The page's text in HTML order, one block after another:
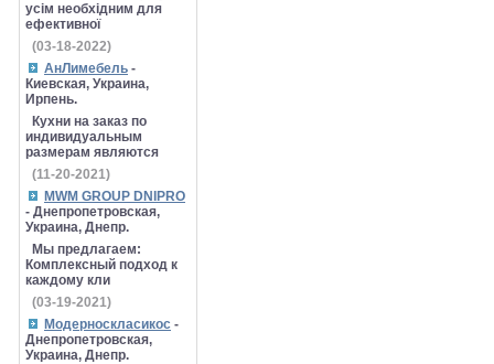
усім необхідним для
ефективної
(03-18-2022)
АнЛимебель -
Киевская, Украина,
Ирпень.
Кухни на заказ по
индивидуальным
размерам являются
(11-20-2021)
MWM GROUP DNIPRO
- Днепропетровская,
Украина, Днепр.
Мы предлагаем:
Комплексный подход к
каждому кли
(03-19-2021)
Модерноскласикос -
Днепропетровская,
Украина, Днепр.